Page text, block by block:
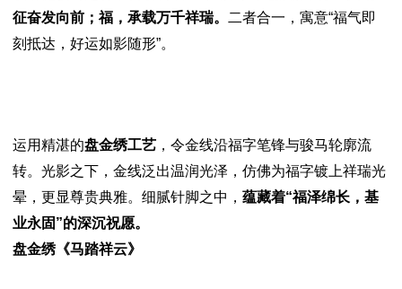
征奋发向前；福，承载万千祥瑞。
二者合一，寓意“福气即
刻抵达，好运如影随形”。
运用精湛的盘金绣工艺 ，令金线沿福字笔锋与骏马轮廓流
转。光影之下，金线泛出温润光泽，仿佛为福字镀上祥瑞光
晕，更显尊贵典雅。细腻针脚之中， 蕴藏着“福泽绵长，基
业永固”的深沉祝愿。
盘金绣《马踏祥云》